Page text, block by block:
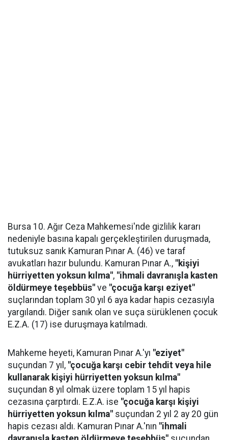
Bursa 10. Ağır Ceza Mahkemesi'nde gizlilik kararı
nedeniyle basına kapalı gerçekleştirilen duruşmada,
tutuksuz sanık Kamuran Pınar A. (46) ve taraf
avukatları hazır bulundu. Kamuran Pınar A., "kişiyi
hürriyetten yoksun kılma", "ihmali davranışla kasten
öldürmeye teşebbüs" ve "çocuğa karşı eziyet"
suçlarından toplam 30 yıl 6 aya kadar hapis cezasıyla
yargılandı. Diğer sanık olan ve suça sürüklenen çocuk
E.Z.A. (17) ise duruşmaya katılmadı.
Mahkeme heyeti, Kamuran Pınar A.'yı "eziyet"
suçundan 7 yıl, "çocuğa karşı cebir tehdit veya hile
kullanarak kişiyi hürriyetten yoksun kılma"
suçundan 8 yıl olmak üzere toplam 15 yıl hapis
cezasına çarptırdı. E.Z.A. ise "çocuğa karşı kişiyi
hürriyetten yoksun kılma" suçundan 2 yıl 2 ay 20 gün
hapis cezası aldı. Kamuran Pınar A.'nın "ihmali